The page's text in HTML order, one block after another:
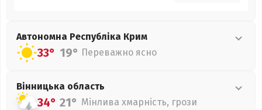
Автономна Республіка Крим
33° 19° Переважно ясно
Вінницька область
34° 21° Мінлива хмарність, грози